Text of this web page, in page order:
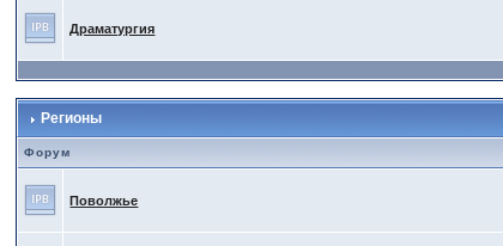
Драматургия
Регионы
Форум
Поволжье